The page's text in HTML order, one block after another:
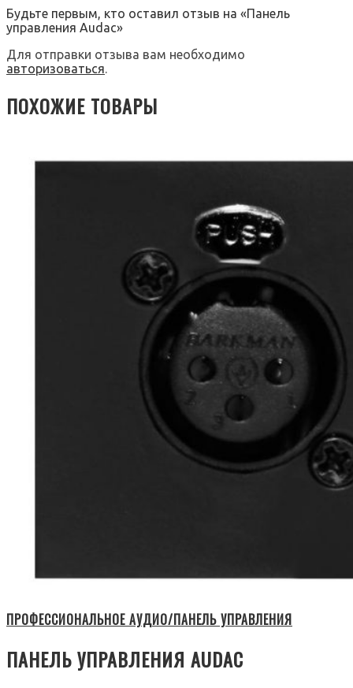
Будьте первым, кто оставил отзыв на «Панель
управления Audac»
Для отправки отзыва вам необходимо
авторизоваться.
ПОХОЖИЕ ТОВАРЫ
ПРОФЕССИОНАЛЬНОЕ АУДИО/ПАНЕЛЬ УПРАВЛЕНИЯ
ПАНЕЛЬ УПРАВЛЕНИЯ AUDAC